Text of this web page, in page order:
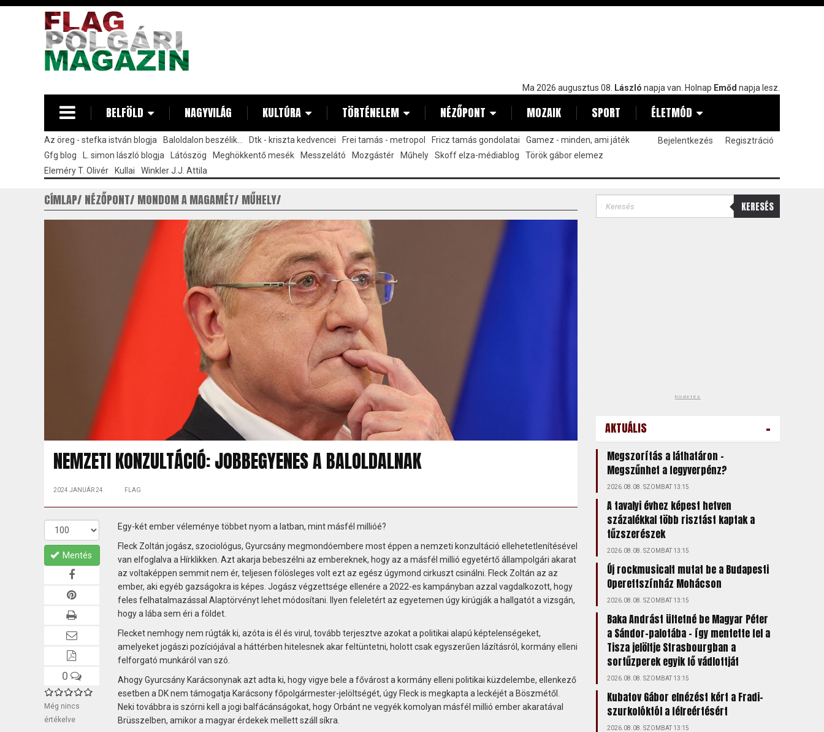
Ma 2026 augusztus 08. László napja van. Holnap Emőd napja lesz.
BELFÖLD NAGYVILÁG KULTÚRA TÖRTÉNELEM NÉZŐPONT MOZAIK SPORT ÉLETMÓD
Az öreg - stefka istván blogja Baloldalon beszélik... Dtk - kriszta kedvencei Frei tamás - metropol Fricz tamás gondolatai
Gamez - minden, ami játék
Gfg blog
L. simon lászló blogja Látószög Meghökkentő mesék Messzelátó Mozgástér Műhely Skoff elza-médiablog
Török gábor elemez
Eleméry T. Olivér
Kullai Winkler J.J. Attila
Bejelentkezés Regisztráció
CÍMLAP NÉZŐPONT MONDOM A MAGAMÉT MŰHELY
NEMZETI KONZULTÁCIÓ: JOBBEGYENES A BALOLDALNAK
2024 JANUÁR 24. FLAG
Mentés
0
Még nincs
értékelve
Egy-két ember véleménye többet nyom a latban, mint másfél millióé?
Fleck Zoltán jogász, szociológus, Gyurcsány megmondóembere most éppen a nemzeti konzultáció ellehetetlenítésével
van elfoglalva a Hírklikken. Azt akarja bebeszélni az embereknek, hogy az a másfél millió egyetértő állampolgári akarat
az voltaképpen semmit nem ér, teljesen fölösleges volt ezt az egész úgymond cirkuszt csinálni. Fleck Zoltán az az
ember, aki egyéb gazságokra is képes. Jogász végzettsége ellenére a 2022-es kampányban azzal vagdalkozott, hogy
feles felhatalmazással Alaptörvényt lehet módosítani. Ilyen feleletért az egyetemen úgy kirúgják a hallgatót a vizsgán,
hogy a lába sem éri a földet.
Flecket nemhogy nem rúgták ki, azóta is él és virul, tovább terjesztve azokat a politikai alapú képtelenségeket,
amelyeket jogászi pozíciójával a háttérben hitelesnek akar feltüntetni, holott csak egyszerűen lázításról, kormány elleni
felforgató munkáról van szó.
Ahogy Gyurcsány Karácsonynak azt adta ki, hogy vigye bele a fővárost a kormány elleni politikai küzdelembe, ellenkező
esetben a DK nem támogatja Karácsony főpolgármester-jelöltségét, úgy Fleck is megkapta a leckéjét a Böszmétől.
Neki továbbra is szórni kell a jogi balfácánságokat, hogy Orbánt ne vegyék komolyan másfél millió ember akaratával
Brüsszelben, amikor a magyar érdekek mellett száll síkra.
KERESÉS
hirdetés
AKTUÁLIS -
Megszorítás a láthatáron –
Megszűnhet a fegyverpénz?
2026.08.08. SZOMBAT 13:15
A tavalyi évhez képest hetven
százalékkal több risztást kaptak a
tűzszerészek
2026.08.08. SZOMBAT 13:15
Új rockmusicalt mutat be a Budapesti
Operettszínház Mohácson
2026.08.08. SZOMBAT 13:15
Baka Andrást ültetné be Magyar Péter
a Sándor-palotába – így mentette fel a
Tisza jelöltje Strasbourgban a
sortűzperek egyik fő vádlottját
2026.08.08. SZOMBAT 13:15
Kubatov Gábor elnézést kért a Fradi-
szurkolóktól a félreértésért
2026.08.08. SZOMBAT 13:15